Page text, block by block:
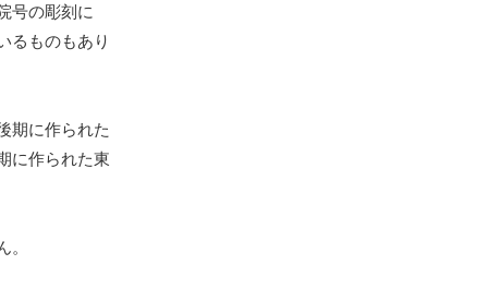
号の彫刻に
るものもあり
期に作られた
に作られた東